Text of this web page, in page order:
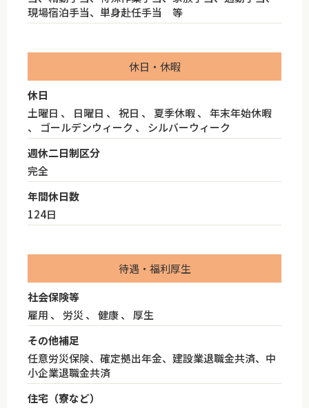
現場宿泊手当、単身赴任手当 等
休日・休暇
休日
土曜日 、 日曜日 、 祝日 、 夏季休暇 、 年末年始休暇
、 ゴールデンウィーク 、 シルバーウィーク
週休二日制区分
完全
年間休日数
124日
待遇・福利厚生
社会保険等
雇用 、 労災 、 健康 、 厚生
その他補足
任意労災保険、確定拠出年金、建設業退職金共済、中
小企業退職金共済
住宅（寮など）